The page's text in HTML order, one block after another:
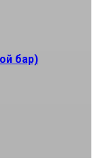
бар)